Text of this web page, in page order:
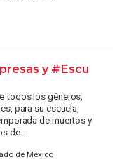
y #Escu
todos los géneros,
para su escuela,
de muertos y
de ...
de Mexico